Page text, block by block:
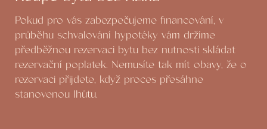
Pokud pro vás zabezpečujeme financování, v
průběhu schvalování hypotéky vám držíme
předběžnou rezervaci bytu bez nutnosti skládat
rezervační poplatek. Nemusíte tak mít obavy, že o
rezervaci přijdete, když proces přesáhne
stanovenou lhůtu.